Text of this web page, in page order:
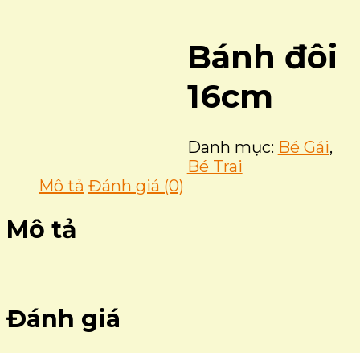
Bánh đôi
16cm
Danh mục: Bé Gái,
Bé Trai
Mô tả Đánh giá (0)
Mô tả
Đánh giá